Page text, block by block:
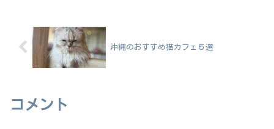
沖縄のおすすめ猫カフェ５選
コメント